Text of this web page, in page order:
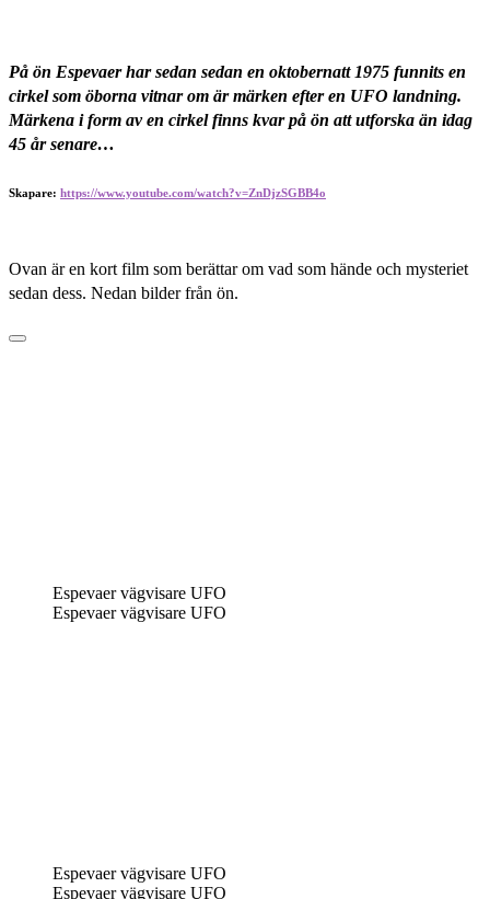
På ön Espevaer har sedan sedan en oktobernatt 1975 funnits en
cirkel som öborna vitnar om är märken efter en UFO landning.
Märkena i form av en cirkel finns kvar på ön att utforska än idag
45 år senare…
Skapare: https://www.youtube.com/watch?v=ZnDjzSGBB4o
Ovan är en kort film som berättar om vad som hände och mysteriet
sedan dess. Nedan bilder från ön.
Espevaer vägvisare UFO
Espevaer vägvisare UFO
Espevaer vägvisare UFO
Espevaer vägvisare UFO